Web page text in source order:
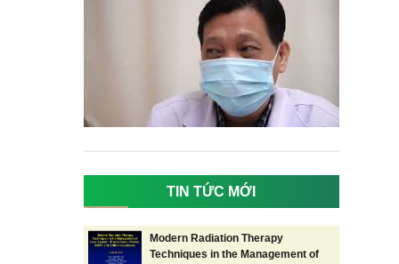
TIN TỨC MỚI
Modern Radiation Therapy
Techniques in the Management of